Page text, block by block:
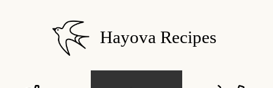
Hayova Recipes